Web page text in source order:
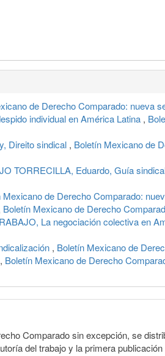
de Derecho Comparado: nueva
individual en América Latina ,
Direito sindical , Boletín Mexicano de
TORRECILLA, Eduardo, Guía
Mexicano de Derecho Comparado:
Boletín Mexicano de Derecho
La negociación colectiva en
, Boletín Mexicano de
, Boletín Mexicano de Derecho
Comparado sin excepción, se
del trabajo y la primera